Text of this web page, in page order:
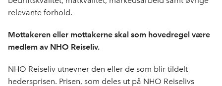
relevante forhold.
Mottakeren eller mottakerne skal som hovedregel være
medlem av NHO Reiseliv.
NHO Reiseliv utnevner den eller de som blir tildelt
hedersprisen. Prisen, som deles ut på NHO Reiselivs